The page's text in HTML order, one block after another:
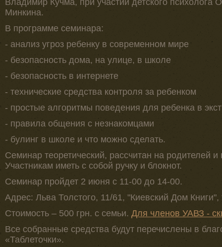
Минкина.
В программе семинара:
- анализ угроз ребенку в современном мире
- безопасность дома, на улице, в школе
- безопасность в интернете
- технические средства контроля за ребенком
- простые алгоритмы поведения для ребенка в
- правила общения с незнакомцами
- булинг в школе и что можно сделать.
Семинар теоретический, рассчитан на родителей и
Участникам иметь с собой ручку и блокнот.
Семинар пройдет 2 июня с 11-00 до 14-00.
Адрес: Льва Толстого, 11/61, "Киевский Дом Книги",
Стоимость – 500 грн. с семьи. Для членов УАВЗ -
Все собранные средства будут перечислены в
«Таблеточки».